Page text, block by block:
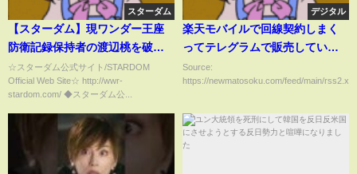
スターダム
【スターダム】現ワンダー王座
防衛記録保持者の渡辺桃を破
り、上谷沙弥が新記録14度目の
防衛に成功！『私強くなったで
しょ、渡辺桃！』-2.4大阪大会-
【STARDOM】
☆スターダム公式サイト/STARDOM
Official Web Site☆ http://wwr-
stardom.com/ ◆スターダム公...
デジタル
楽天モバイルで回線契約しまく
ってテレグラムで販売していた
中高生犯罪者集団のグループ名
が判明！！！
Source:
https://newmatosoku.com/feed/main/